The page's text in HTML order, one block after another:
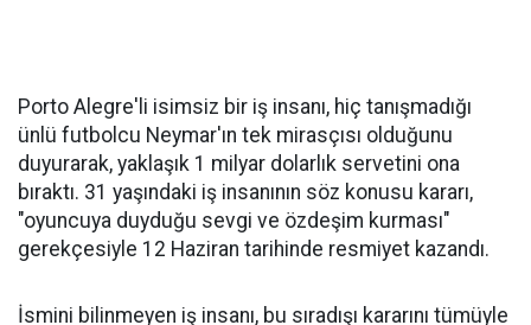
Porto Alegre'li isimsiz bir iş insanı, hiç tanışmadığı
ünlü futbolcu Neymar'ın tek mirasçısı olduğunu
duyurarak, yaklaşık 1 milyar dolarlık servetini ona
bıraktı. 31 yaşındaki iş insanının söz konusu kararı,
"oyuncuya duyduğu sevgi ve özdeşim kurması"
gerekçesiyle 12 Haziran tarihinde resmiyet kazandı.
İsmini bilinmeyen iş insanı, bu sıradışı kararını tümüyle